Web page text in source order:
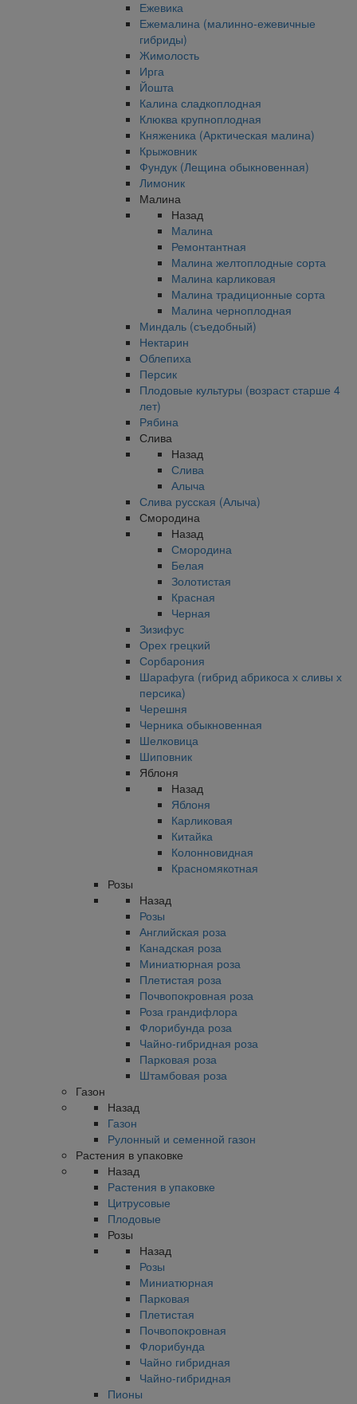
Ежевика
Ежемалина (малинно-ежевичные
гибриды)
Жимолость
Ирга
Йошта
Калина сладкоплодная
Клюква крупноплодная
Княженика (Арктическая малина)
Крыжовник
Фундук (Лещина обыкновенная)
Лимоник
Малина
Назад
Малина
Ремонтантная
Малина желтоплодные сорта
Малина карликовая
Малина традиционные сорта
Малина черноплодная
Миндаль (съедобный)
Нектарин
Облепиха
Персик
Плодовые культуры (возраст старше 4
лет)
Рябина
Слива
Назад
Слива
Алыча
Слива русская (Алыча)
Смородина
Назад
Смородина
Белая
Золотистая
Красная
Черная
Зизифус
Орех грецкий
Сорбарония
Шарафуга (гибрид абрикоса х сливы х
персика)
Черешня
Черника обыкновенная
Шелковица
Шиповник
Яблоня
Назад
Яблоня
Карликовая
Китайка
Колонновидная
Красномякотная
Розы
Назад
Розы
Английская роза
Канадская роза
Миниатюрная роза
Плетистая роза
Почвопокровная роза
Роза грандифлора
Флорибунда роза
Чайно-гибридная роза
Парковая роза
Штамбовая роза
Газон
Назад
Газон
Рулонный и семенной газон
Растения в упаковке
Назад
Растения в упаковке
Цитрусовые
Плодовые
Розы
Назад
Розы
Миниатюрная
Парковая
Плетистая
Почвопокровная
Флорибунда
Чайно гибридная
Чайно-гибридная
Пионы